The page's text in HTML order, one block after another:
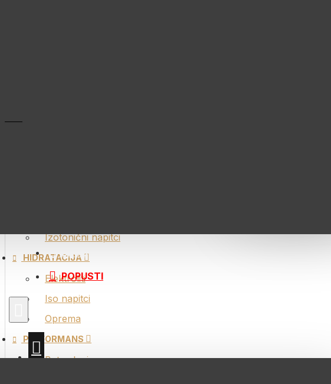
BLOG
POPUSTI
Izotonični napitci
HIDRATACIJA
Elektroliti
Iso napitci
Oprema
PERFORMANS
Beta alanin